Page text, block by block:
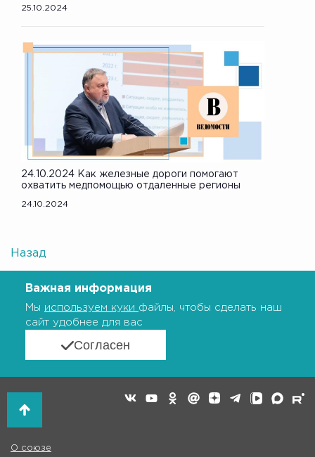
25.10.2024
24.10.2024 Как железные дороги помогают
охватить медпомощью отдаленные регионы
24.10.2024
Назад
Важная информация
Мы используем куки файлы, чтобы сделать наш
сайт удобнее для вас
Согласен
О союзе